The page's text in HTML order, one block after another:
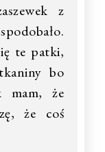
z
te patki,
bo
mam, że
że coś